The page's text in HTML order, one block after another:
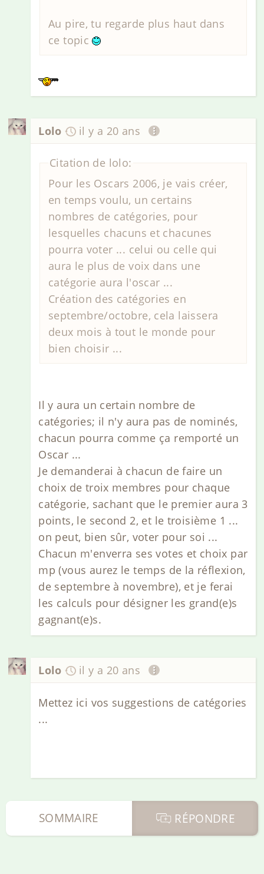
Au pire, tu regarde plus haut dans
ce topic
Lolo il y a 20 ans
Citation de lolo:
Pour les Oscars 2006, je vais créer,
en temps voulu, un certains
nombres de catégories, pour
lesquelles chacuns et chacunes
pourra voter ... celui ou celle qui
aura le plus de voix dans une
catégorie aura l'oscar ...
Création des catégories en
septembre/octobre, cela laissera
deux mois à tout le monde pour
bien choisir ...
Il y aura un certain nombre de
catégories; il n'y aura pas de nominés,
chacun pourra comme ça remporté un
Oscar ...
Je demanderai à chacun de faire un
choix de troix membres pour chaque
catégorie, sachant que le premier aura 3
points, le second 2, et le troisième 1 ...
on peut, bien sûr, voter pour soi ...
Chacun m'enverra ses votes et choix par
mp (vous aurez le temps de la réflexion,
de septembre à novembre), et je ferai
les calculs pour désigner les grand(e)s
gagnant(e)s.
Lolo il y a 20 ans
Mettez ici vos suggestions de catégories
...
RÉPONDRE
SOMMAIRE